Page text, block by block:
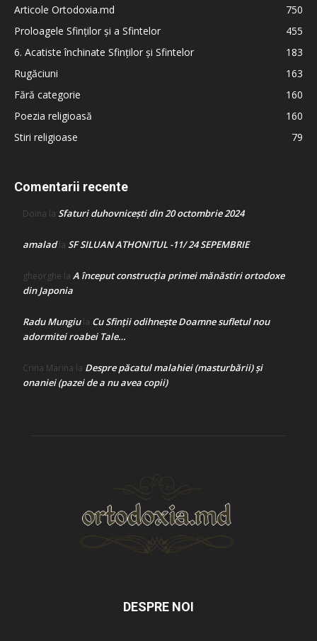
Articole Ortodoxia.md
750
Proloagele Sfinților și a Sfintelor
455
6. Acatiste închinate Sfinților și Sfintelor
183
Rugăciuni
163
Fără categorie
160
Poezia religioasă
160
Stiri religioase
79
Comentarii recente
Doina la Sfaturi duhovnicești din 20 octombrie 2024
amaladla SF SILUAN ATHONITUL -11/ 24 SEPEMBRIE
gheorghe la A început construcţia primei mănăstiri ortodoxe
din Japonia
Radu Mungiula Cu Sfinții odihnește Doamne sufletul nou
adormitei roabei Tale…
Crina Marina la Despre păcatul malahiei (masturbării) şi
onaniei (pazei de a nu avea copii)
DESPRE NOI